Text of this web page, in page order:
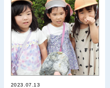
2023.07.13